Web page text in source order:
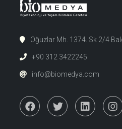
Oğuzlar Mh. 1374. Sk 2/4
+90 312 3422245
info@biomedya.com